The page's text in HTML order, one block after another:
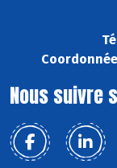
Nous suivre